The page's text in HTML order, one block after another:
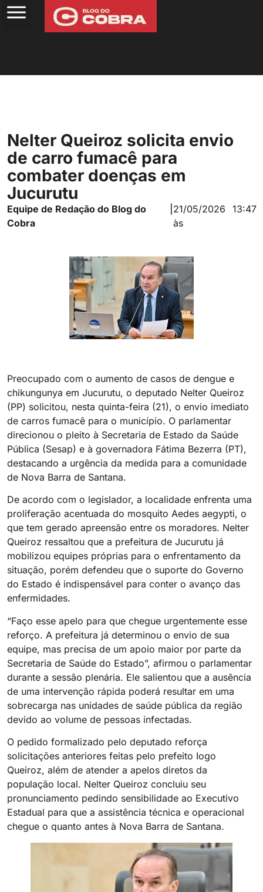
Nelter Queiroz solicita envio
de carro fumacê para
combater doenças em
Jucurutu
Equipe de Redação do Blog do
Cobra
21/05/2026
às
13:47
Preocupado com o aumento de casos de dengue e
chikungunya em Jucurutu, o deputado Nelter Queiroz
(PP) solicitou, nesta quinta-feira (21), o envio imediato
de carros fumacê para o município. O parlamentar
direcionou o pleito à Secretaria de Estado da Saúde
Pública (Sesap) e à governadora Fátima Bezerra (PT),
destacando a urgência da medida para a comunidade
de Nova Barra de Santana.
De acordo com o legislador, a localidade enfrenta uma
proliferação acentuada do mosquito Aedes aegypti, o
que tem gerado apreensão entre os moradores. Nelter
Queiroz ressaltou que a prefeitura de Jucurutu já
mobilizou equipes próprias para o enfrentamento da
situação, porém defendeu que o suporte do Governo
do Estado é indispensável para conter o avanço das
enfermidades.
“Faço esse apelo para que chegue urgentemente esse
reforço. A prefeitura já determinou o envio de sua
equipe, mas precisa de um apoio maior por parte da
Secretaria de Saúde do Estado”, afirmou o parlamentar
durante a sessão plenária. Ele salientou que a ausência
de uma intervenção rápida poderá resultar em uma
sobrecarga nas unidades de saúde pública da região
devido ao volume de pessoas infectadas.
O pedido formalizado pelo deputado reforça
solicitações anteriores feitas pelo prefeito Iogo
Queiroz, além de atender a apelos diretos da
população local. Nelter Queiroz concluiu seu
pronunciamento pedindo sensibilidade ao Executivo
Estadual para que a assistência técnica e operacional
chegue o quanto antes à Nova Barra de Santana.